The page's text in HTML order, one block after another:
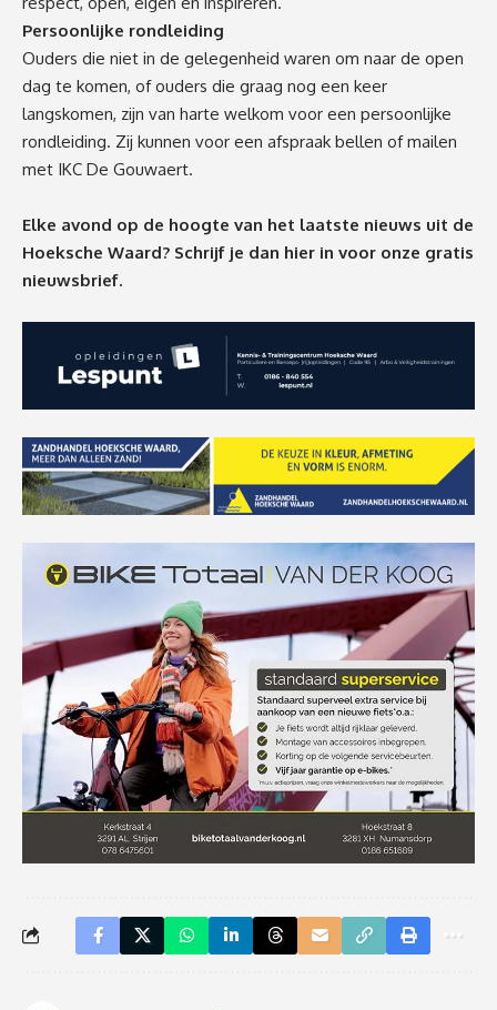
Persoonlijke rondleiding
Ouders die niet in de gelegenheid waren om naar de open
dag te komen, of ouders die graag nog een keer
langskomen, zijn van harte welkom voor een persoonlijke
rondleiding. Zij kunnen voor een afspraak bellen of mailen
met IKC De Gouwaert.
Elke avond op de hoogte van het laatste nieuws uit de
Hoeksche Waard? Schrijf je dan hier in voor onze gratis
nieuwsbrief.